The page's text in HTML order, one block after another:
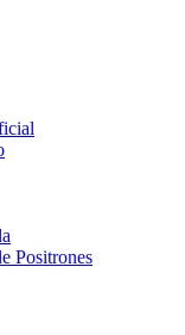
Positrones